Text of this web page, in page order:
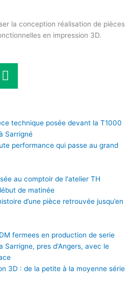
la conception réalisation de pièces
en impression 3D.
M
e
u
m
performance qui passe au grand
d’une pièce retrouvée jusqu’en
3D : de la petite à la moyenne série